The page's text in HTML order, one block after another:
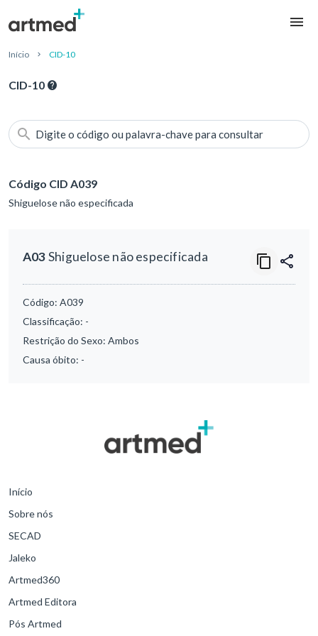
Início CID-10
CID-10
Digite o código ou palavra-chave para consultar
Código CID A039
Shiguelose não especificada
A03Shiguelose não especificada
Código: A039
Classificação: -
Restrição do Sexo: Ambos
Causa óbito: -
Início
Sobre nós
SECAD
Jaleko
Artmed360
Artmed Editora
Pós Artmed